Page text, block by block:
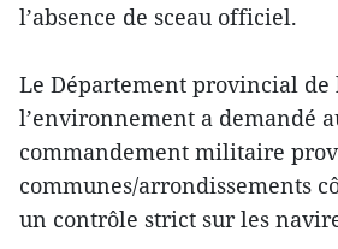
l’absence de sceau officiel.
Le Département provincial de
l’environnement a demandé
commandement militaire
communes/arrondissements
un contrôle strict sur les